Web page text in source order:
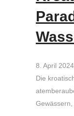
8. April 2024
Die
Gewässern,